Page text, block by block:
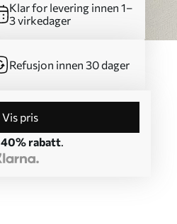
Klar for levering innen 1–
3 virkedager
Refusjon innen 30 dager
Vis pris
40% rabatt.